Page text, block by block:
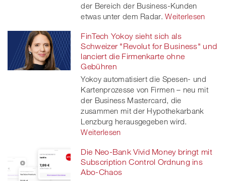
der Bereich der Business-Kunden
etwas unter dem Radar. Weiterlesen
FinTech Yokoy sieht sich als
Schweizer "Revolut for Business" und
lanciert die Firmenkarte ohne
Gebühren
Yokoy automatisiert die Spesen- und
Kartenprozesse von Firmen – neu mit
der Business Mastercard, die
zusammen mit der Hypothekarbank
Lenzburg herausgegeben wird.
Weiterlesen
Die Neo-Bank Vivid Money bringt mit
Subscription Control Ordnung ins
Abo-Chaos